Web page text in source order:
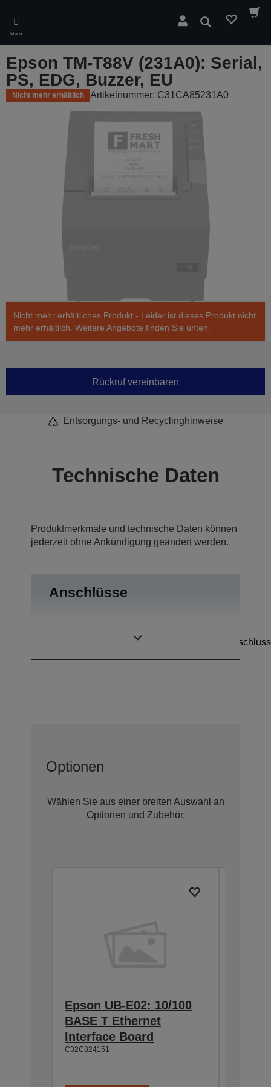
main
content
Menü
Suchen
Epson TM-T88V (231A0): Serial,
PS, EDG, Buzzer, EU
Nicht mehr erhältlich Artikelnummer: C31CA85231A0
Nicht mehr erhältliches Produkt - Leider ist dieses Produkt nicht
mehr erhältlich. Weitere Angebote finden Sie unten.
Rückruf vereinbaren
Entsorgungs- und Recyclinghinweise
Technische Daten
Produktmerkmale und technische Daten können
jederzeit ohne Ankündigung geändert werden.
Anschlüsse
Kassenschubladenanschluss
Optionen
Wählen Sie aus einer breiten Auswahl an
Optionen und Zubehör.
Epson UB-E02: 10/100
BASE T Ethernet
Interface Board
C32C824151